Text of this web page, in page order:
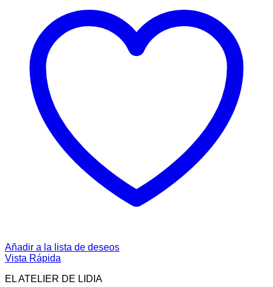
Añadir a la lista de deseos
Vista Rápida
EL ATELIER DE LIDIA